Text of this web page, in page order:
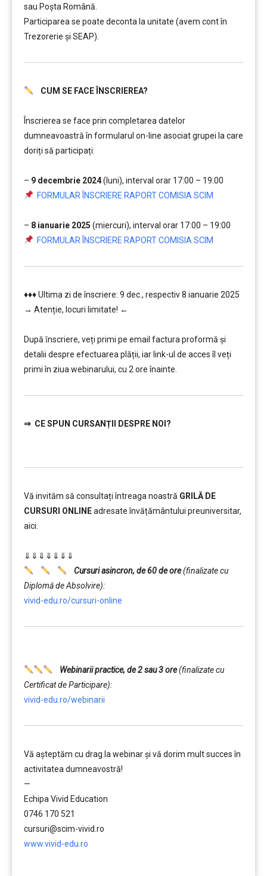
sau Poșta Română.
Participarea se poate deconta la unitate (avem cont în
Trezorerie și SEAP).
CUM SE FACE ÎNSCRIEREA?
Înscrierea se face prin completarea datelor
dumneavoastră în formularul on-line asociat grupei la care
doriți să participați:
– 9 decembrie 2024(luni), interval orar 17:00 – 19:00
FORMULAR ÎNSCRIERE RAPORT COMISIA SCIM
– 8 ianuarie 2025 (miercuri), interval orar 17:00 – 19:00
FORMULAR ÎNSCRIERE RAPORT COMISIA SCIM
♦♦♦ Ultima zi de înscriere: 9 dec., respectiv 8 ianuarie 2025
→ Atenție, locuri limitate! ←
După ȋnscriere, veți primi pe email factura proformă și
detalii despre efectuarea plății, iar link-ul de acces îl veți
primi în ziua webinarului, cu 2 ore înainte.
⇒ CE SPUN CURSANȚII DESPRE NOI?
Vă invităm să consultați întreaga noastră GRILĂ DE
CURSURI ONLINEadresate învățământului preuniversitar,
aici:
⇓⇓⇓⇓⇓⇓⇓
Cursuri asincron, de 60 de ore(finalizate cu
Diplomă de Absolvire):
vivid-edu.ro/cursuri-online
Webinarii practice, de 2 sau 3 ore(finalizate cu
Certificat de Participare):
vivid-edu.ro/webinarii
Vă aşteptăm cu drag la webinar şi vă dorim mult succes în
activitatea dumneavostră!
—
Echipa Vivid Education
0746 170 521
cursuri@scim-vivid.ro
www.vivid-edu.ro